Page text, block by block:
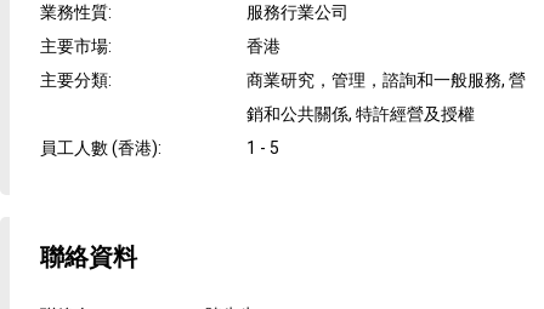
業務性質:
服務行業公司
主要市場:
香港
主要分類:
商業研究，管理，諮詢和一般服務, 營
銷和公共關係, 特許經營及授權
員工人數 (香港): 1 - 5
聯絡資料